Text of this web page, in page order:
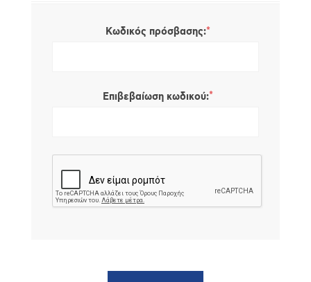
Κωδικός πρόσβασης:*
Επιβεβαίωση κωδικού:*